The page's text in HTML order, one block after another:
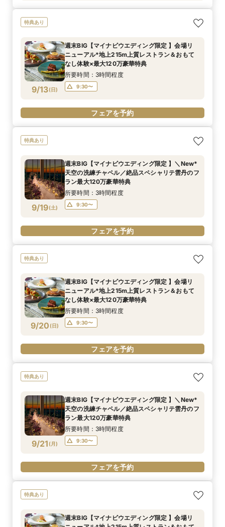
特典あり
9/13(日)
週末BIG【マイナビウエディング限定 】会場リ
ニューアル*地上215m上質レストラン＆おもて
なし体験×最大120万豪華特典
所要時間：3時間程度
9:30〜
フェアを予約
特典あり
9/19(土)
週末BIG【マイナビウエディング限定 】＼New*
天空の洗練チャペル／絶品スペシャリテ雲丹のフ
ラン最大120万豪華特典
所要時間：3時間程度
9:30〜
フェアを予約
特典あり
9/20 (日)
週末BIG【マイナビウエディング限定 】会場リ
ニューアル*地上215m上質レストラン＆おもて
なし体験×最大120万豪華特典
所要時間：3時間程度
9:30〜
フェアを予約
特典あり
9/21 (月)
週末BIG【マイナビウエディング限定 】＼New*
天空の洗練チャペル／絶品スペシャリテ雲丹のフ
ラン最大120万豪華特典
所要時間：3時間程度
9:30〜
フェアを予約
特典あり
週末BIG【マイナビウエディング限定 】会場リ